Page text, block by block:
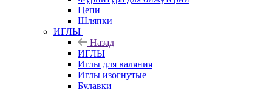
Цепи
Шляпки
ИГЛЫ
Назад
ИГЛЫ
Иглы для валяния
Иглы изогнутые
Булавки